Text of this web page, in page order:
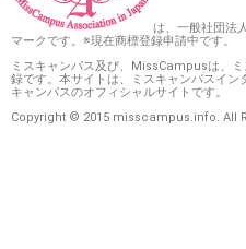
は、一般社団法
マークです。※現在商標登録申請中です。
ミスキャンパス及び、MissCampusは、
録です。本サイトは、ミスキャンパスイ
キャンパスのオフィシャルサイトです。
Copyright © 2015 misscampus.info. All